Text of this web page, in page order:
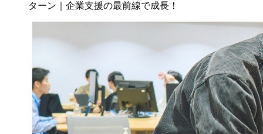
ターン｜企業支援の最前線で成長！